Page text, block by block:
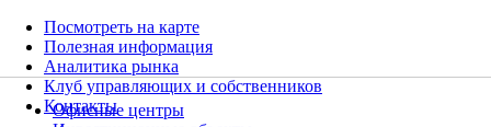
Посмотреть на карте
Полезная информация
Аналитика рынка
Клуб управляющих и собственников
Контакты
Офисные центры